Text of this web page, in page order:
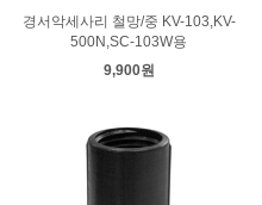
경서악세사리 철망/중 KV-103,KV-
500N,SC-103W용
9,900원